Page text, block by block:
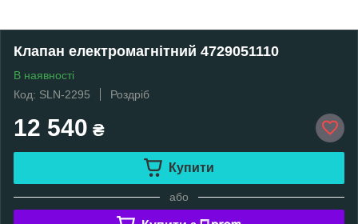
Клапан електромагнітний 4729051110
В наявності
Код: SLN-2295
Роздріб
12 540 ₴
Купити
або